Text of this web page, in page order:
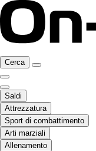
Cerca
Saldi
Attrezzatura
Sport di combattimento
Arti marziali
Allenamento